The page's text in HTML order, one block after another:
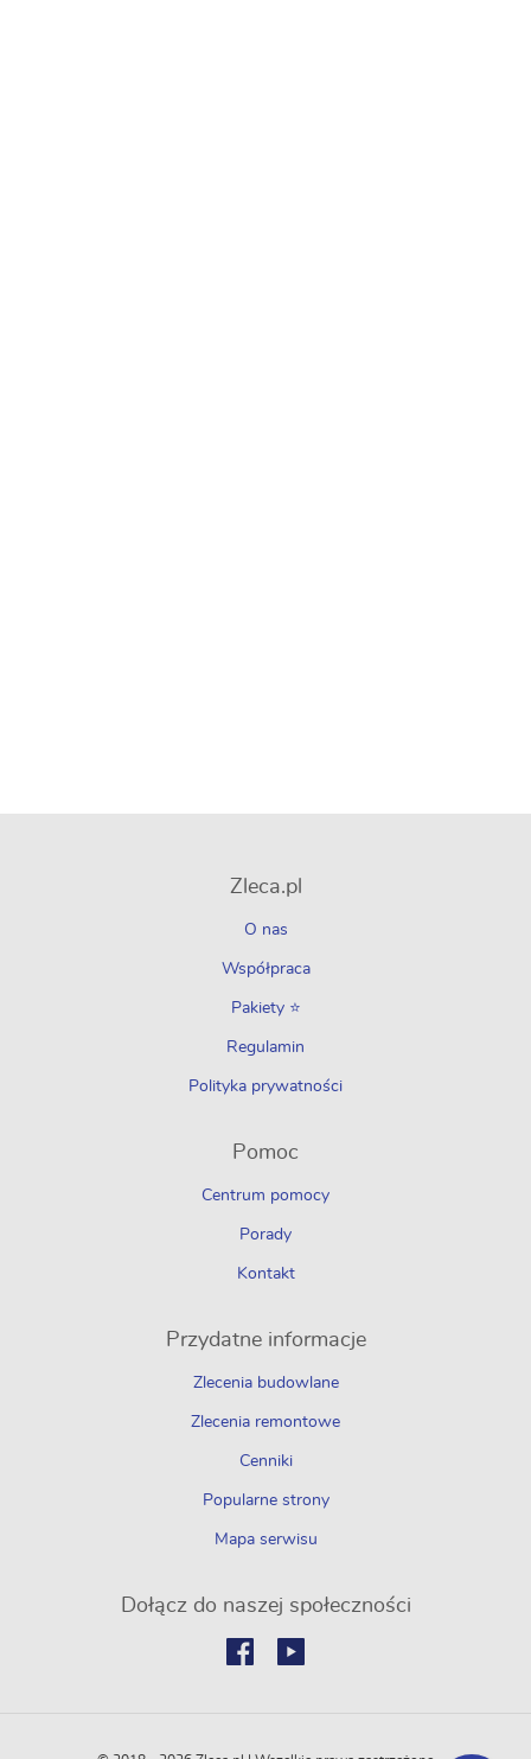
Zleca.pl
O nas
Współpraca
Pakiety ⭐
Regulamin
Polityka prywatności
Pomoc
Centrum pomocy
Porady
Kontakt
Przydatne informacje
Zlecenia budowlane
Zlecenia remontowe
Cenniki
Popularne strony
Mapa serwisu
Dołącz do naszej społeczności